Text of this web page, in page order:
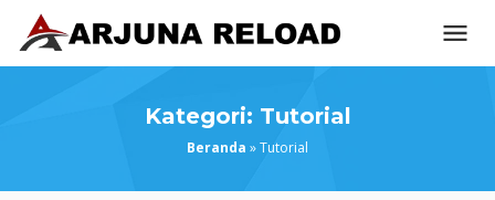
Loncat
Kategori: Tutorial
Beranda »Tutorial